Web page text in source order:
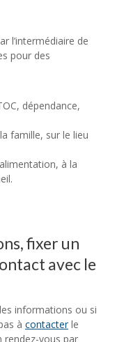
l’intermédiaire de
pour des
dépendance,
famille, sur le lieu
à la
fixer un
avec le
informations ou si
à contacterle
rendez-vous par